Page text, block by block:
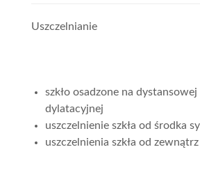
Uszczelnianie
szkło osadzone na
dylatacyjnej
uszczelnienie szkła od środka
uszczelnienia szkła od